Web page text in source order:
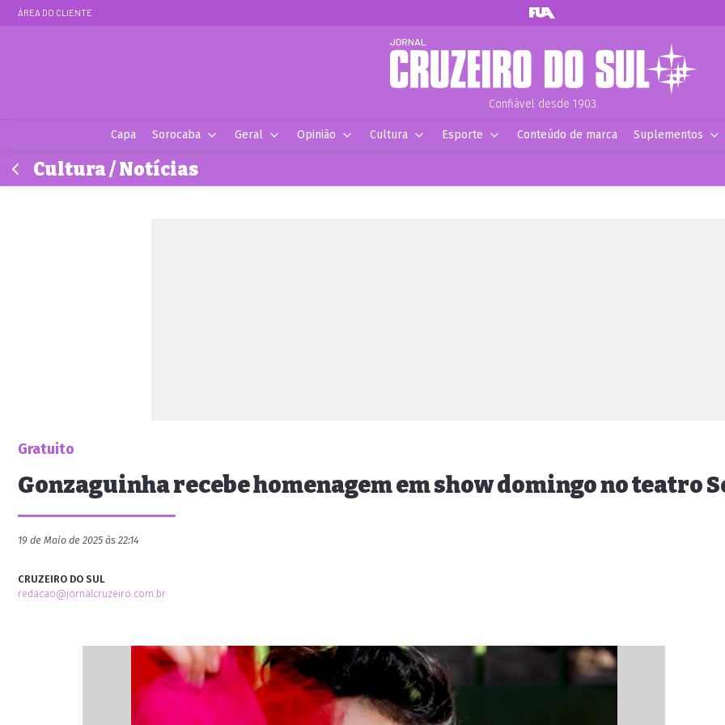
ÁREA DO CLIENTE
Confiável desde 1903.
Capa Sorocaba Geral Opinião Cultura Esporte Conteúdo de marca Suplementos
Cultura / Notícias
Gratuito
Gonzaguinha recebe homenagem em show domingo no teatro
19 de Maio de 2025 às 22:14
CRUZEIRO DO SUL
redacao@jornalcruzeiro.com.br